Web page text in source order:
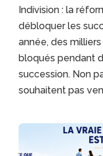
Indivision : la
débloquer les
année, des
bloqués pendant
succession. Non
souhaitent pas